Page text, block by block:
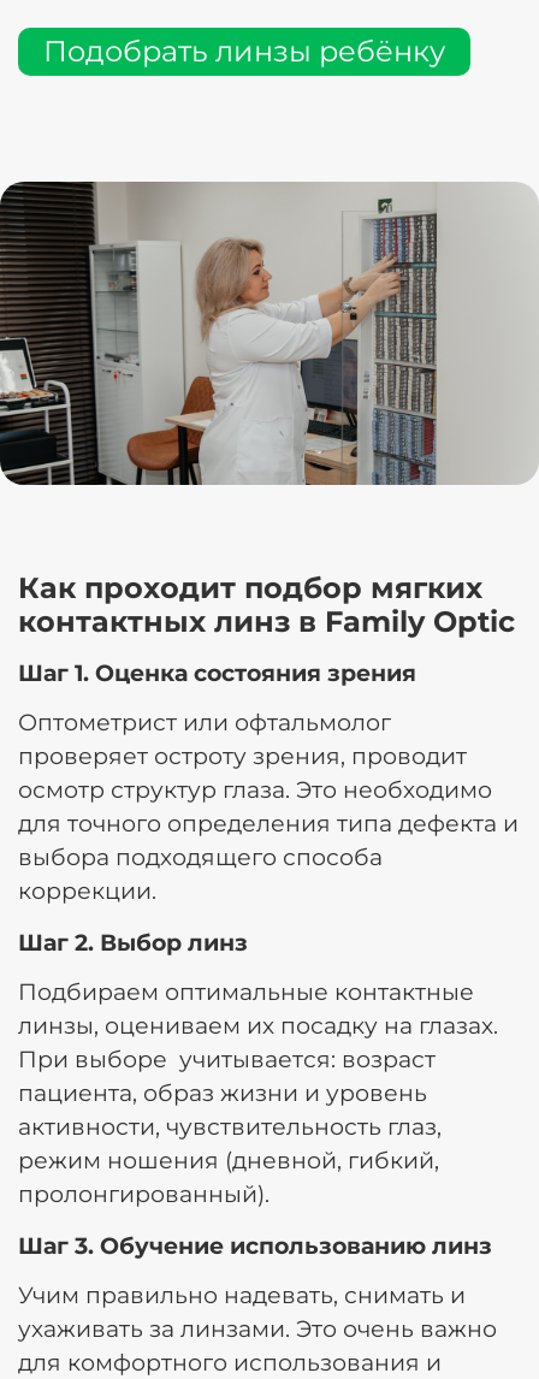
Подобрать линзы ребёнку
Как проходит подбор мягких
контактных линз в Family Optic
Шаг 1. Оценка состояния зрения
Оптометрист или офтальмолог
проверяет остроту зрения, проводит
осмотр структур глаза. Это необходимо
для точного определения типа дефекта и
выбора подходящего способа
коррекции.
Шаг 2. Выбор линз
Подбираем оптимальные контактные
линзы, оцениваем их посадку на глазах.
При выборе учитывается: возраст
пациента, образ жизни и уровень
активности, чувствительность глаз,
режим ношения (дневной, гибкий,
пролонгированный).
Шаг 3. Обучение использованию линз
Учим правильно надевать, снимать и
ухаживать за линзами. Это очень важно
для комфортного использования и